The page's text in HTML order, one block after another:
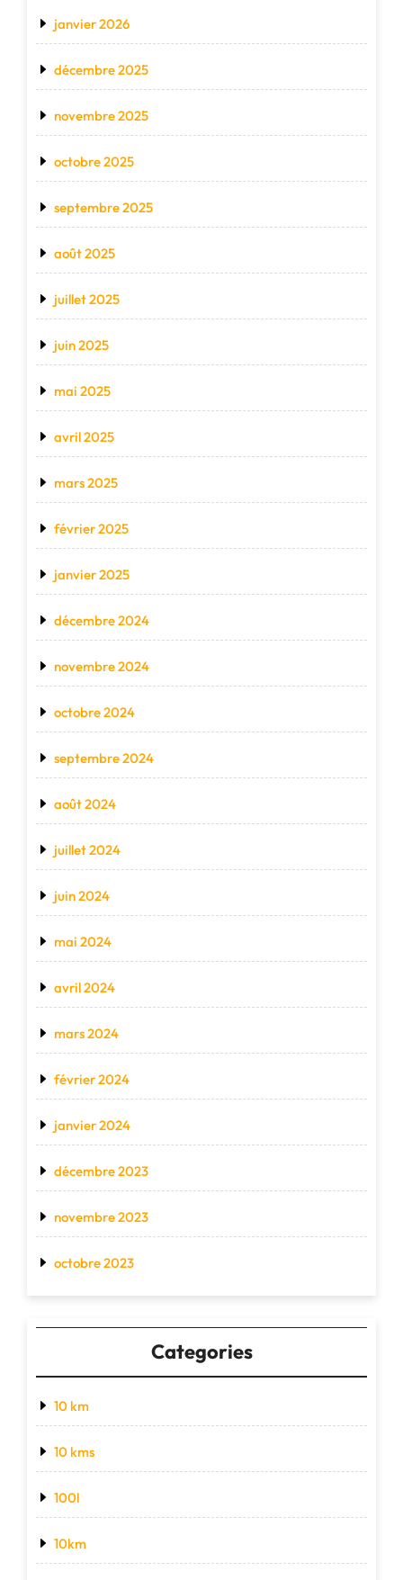
janvier 2026
décembre 2025
novembre 2025
octobre 2025
septembre 2025
août 2025
juillet 2025
juin 2025
mai 2025
avril 2025
mars 2025
février 2025
janvier 2025
décembre 2024
novembre 2024
octobre 2024
septembre 2024
août 2024
juillet 2024
juin 2024
mai 2024
avril 2024
mars 2024
février 2024
janvier 2024
décembre 2023
novembre 2023
octobre 2023
Categories
10 km
10 kms
100l
10km